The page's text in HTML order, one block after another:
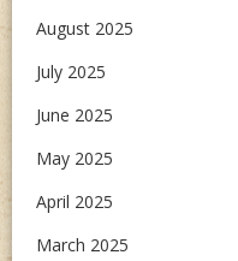
August 2025
July 2025
June 2025
May 2025
April 2025
March 2025